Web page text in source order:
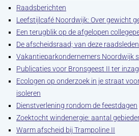
Raadsberichten
Leefstijlcafé Noordwijk: Over gewicht
Een terugblik op de afgelopen
De afscheidsraad; van deze
Vakantieparkondernemers Noordwijk
Publicaties voor Bronsgeest II ter
Ecologen op onderzoek in je straat
isoleren
Dienstverlening rondom de feestdagen
Zoektocht windenergie: aantal
Warm afscheid bij Trampoline II